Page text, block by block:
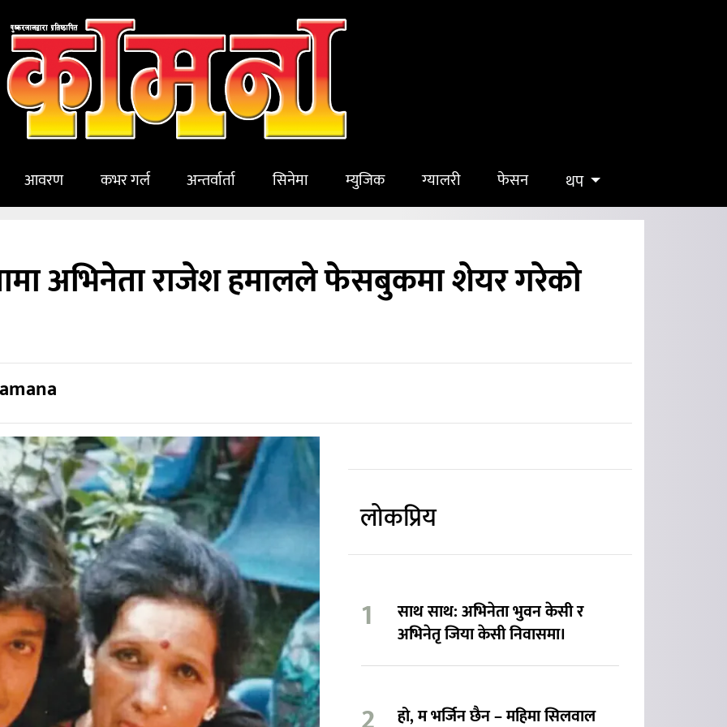
आवरण कभर गर्ल अन्तर्वार्ता सिनेमा म्युजिक ग्यालरी फेसन थप
अभिनेता राजेश हमालले फेसबुकमा शेयर गरेको
लोकप्रिय
साथ साथ: अभिनेता भुवन केसी र
अभिनेतृ जिया केसी निवासमा।
हो, म भर्जिन छैन – महिमा सिलवाल